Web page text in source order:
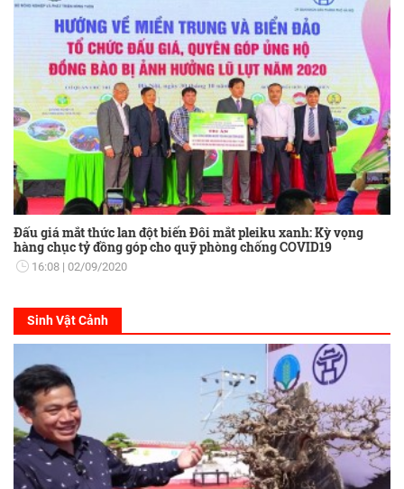
Đấu giá mắt thức lan đột biến Đôi mắt pleiku xanh: Kỳ vọng
hàng chục tỷ đồng góp cho quỹ phòng chống COVID19
16:08 02/09/2020
Sinh Vật Cảnh